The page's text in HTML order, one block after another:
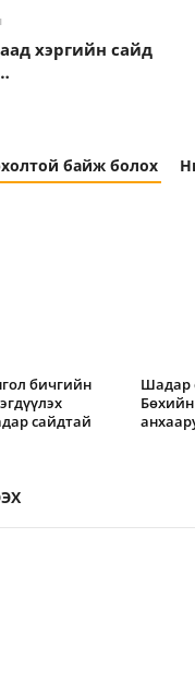
хэргийн сайд
байж болох
бичгийн
сайдтай
Шадар